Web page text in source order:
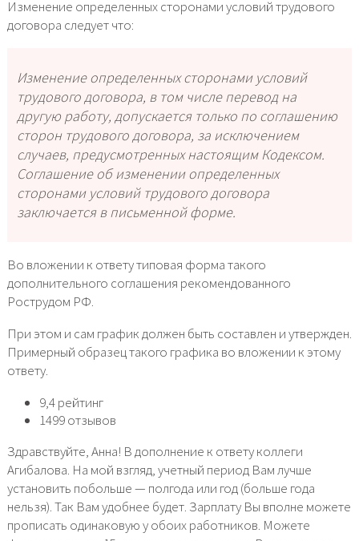
Изменение определенных сторонами условий трудового
договора следует что:
Изменение определенных сторонами условий
трудового договора, в том числе перевод на
другую работу, допускается только по соглашению
сторон трудового договора, за исключением
случаев, предусмотренных настоящим Кодексом.
Соглашение об изменении определенных
сторонами условий трудового договора
заключается в письменной форме.
Во вложении к ответу типовая форма такого
дополнительного соглашения рекомендованного
Рострудом РФ.
При этом и сам график должен быть составлен и утвержден.
Примерный образец такого графика во вложении к этому
ответу.
9,4 рейтинг
1499 отзывов
Здравствуйте, Анна! В дополнение к ответу коллеги
Агибалова. На мой взгляд, учетный период Вам лучше
установить побольше — полгода или год (больше года
нельзя). Так Вам удобнее будет. Зарплату Вы вполне можете
прописать одинаковую у обоих работников. Можете